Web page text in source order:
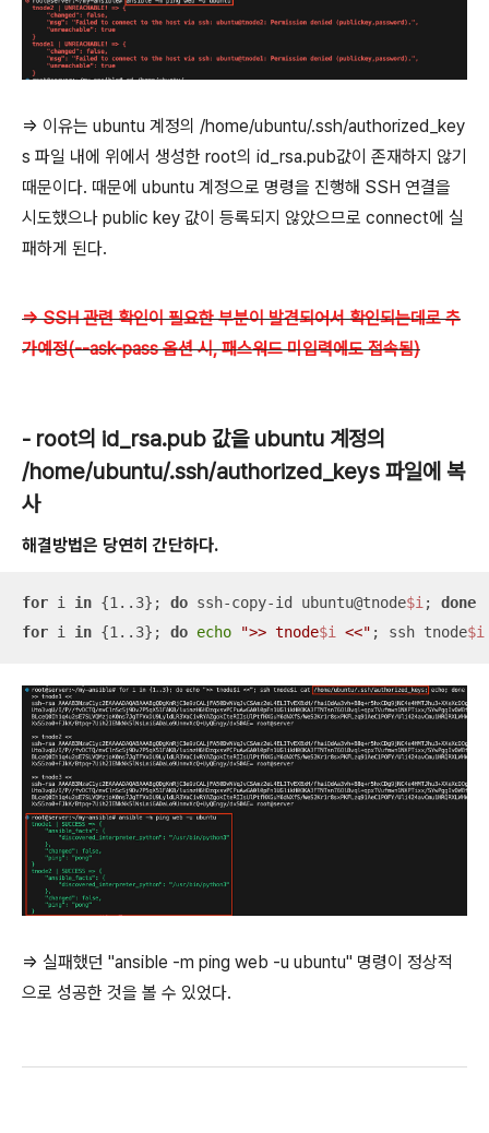
=> 이유는 ubuntu 계정의 /home/ubuntu/.ssh/authorized_key
s 파일 내에 위에서 생성한 root의 id_rsa.pub값이 존재하지 않기
때문이다. 때문에 ubuntu 계정으로 명령을 진행해 SSH 연결을
시도했으나 public key 값이 등록되지 않았으므로 connect에 실
패하게 된다.
=> SSH 관련 확인이 필요한 부분이 발견되어서 확인되는데로 추
가예정(--ask-pass 옵션 시, 패스워드 미입력에도 접속됨)
- root의 id_rsa.pub 값을 ubuntu 계정의
/home/ubuntu/.ssh/authorized_keys 파일에 복
사
해결방법은 당연히 간단하다.
for i in {1..3}; do ssh-copy-id ubuntu@tnode$i ; done
for i in {1..3}; do echo ">> tnode$i <<" ; ssh tnode$i
=> 실패했던 "ansible -m ping web -u ubuntu" 명령이 정상적
으로 성공한 것을 볼 수 있었다.